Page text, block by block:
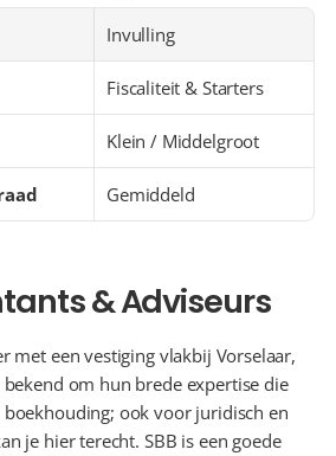
Invulling
Fiscaliteit & Starters
Klein / Middelgroot
Gemiddeld
& Adviseurs
met een vestiging vlakbij Vorselaar,
bekend om hun brede expertise die
ook voor juridisch en
je hier terecht. SBB is een goede